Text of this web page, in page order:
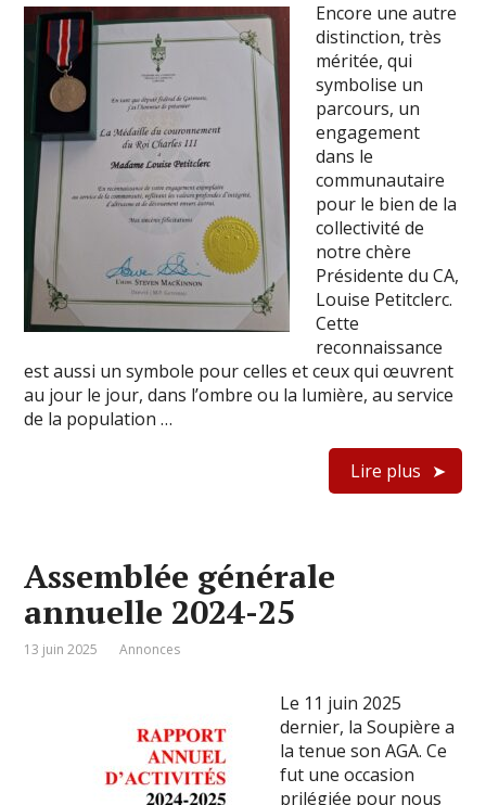
Encore une autre
distinction, très
méritée, qui
symbolise un
parcours, un
engagement
dans le
communautaire
pour le bien de la
collectivité de
notre chère
Présidente du CA,
Louise Petitclerc.
Cette
reconnaissance
est aussi un symbole pour celles et ceux qui œuvrent
au jour le jour, dans l’ombre ou la lumière, au service
de la population …
Lire plus
Assemblée générale
annuelle 2024-25
13 juin 2025 Annonces
Le 11 juin 2025
dernier, la Soupière a
la tenue son AGA. Ce
fut une occasion
prilégiée pour nous